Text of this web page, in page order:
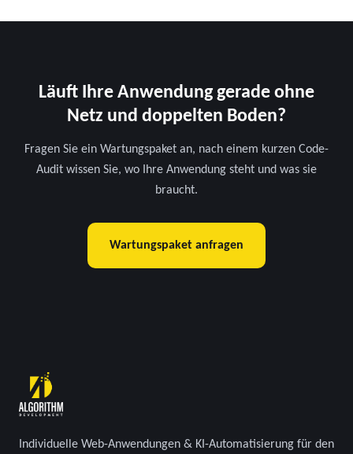
Läuft Ihre Anwendung gerade ohne
Netz und doppelten Boden?
Fragen Sie ein Wartungspaket an, nach einem kurzen Code-
Audit wissen Sie, wo Ihre Anwendung steht und was sie
braucht.
Wartungspaket anfragen
Individuelle Web-Anwendungen & KI-Automatisierung für den